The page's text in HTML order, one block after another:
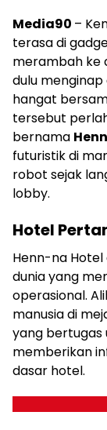
Media90 –
terasa di
merambah ke
dulu
hangat
tersebut
bernama
futuristik di
robot sejak
lobby.
Hotel
Henn-na
dunia yang
operasional.
manusia di
yang
memberikan
dasar hotel.